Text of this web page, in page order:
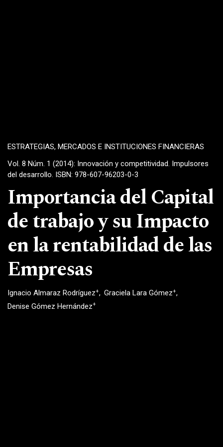
ESTRATEGIAS, MERCADOS E INSTITUCIONES FINANCIERAS
Vol. 8 Núm. 1 (2014): Innovación y competitividad. Impulsores
del desarrollo. ISBN: 978-607-96203-0-3
Importancia del Capital
de trabajo y su Impacto
en la rentabilidad de las
Empresas
Ignacio Almaraz Rodríguez+ Graciela Lara Gómez+
Denise Gómez Hernández+